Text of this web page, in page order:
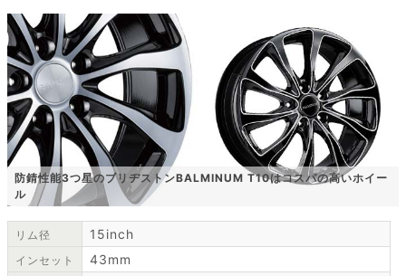
防錆性能3つ星のブリヂストンBALMINUM T10はコスパの高いホイー
ル
リム径 15inch
インセット 43mm